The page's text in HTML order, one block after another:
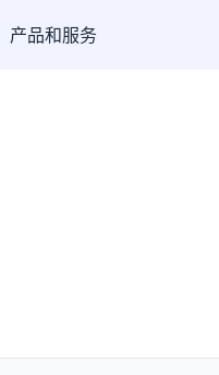
产品和服务